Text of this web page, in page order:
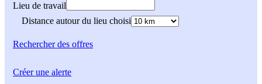
Lieu de travail
Distance autour du lieu choisi
Rechercherdes offres
Créer une alerte